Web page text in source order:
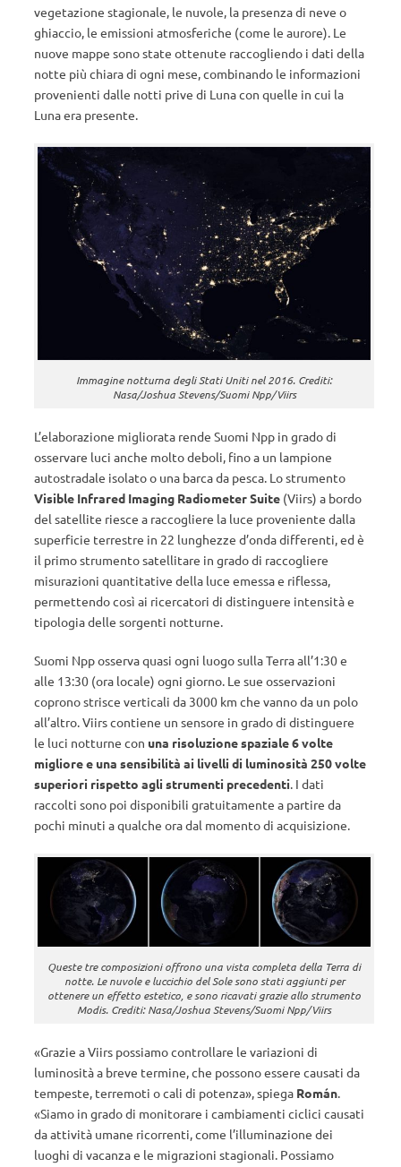
vegetazione stagionale, le nuvole, la presenza di neve o
ghiaccio, le emissioni atmosferiche (come le aurore). Le
nuove mappe sono state ottenute raccogliendo i dati della
notte più chiara di ogni mese, combinando le informazioni
provenienti dalle notti prive di Luna con quelle in cui la
Luna era presente.
Immagine notturna degli Stati Uniti nel 2016. Crediti:
Nasa/Joshua Stevens/Suomi Npp/Viirs
L’elaborazione migliorata rende Suomi Npp in grado di
osservare luci anche molto deboli, fino a un lampione
autostradale isolato o una barca da pesca. Lo strumento
Visible Infrared Imaging Radiometer Suite (Viirs) a bordo
del satellite riesce a raccogliere la luce proveniente dalla
superficie terrestre in 22 lunghezze d’onda differenti, ed è
il primo strumento satellitare in grado di raccogliere
misurazioni quantitative della luce emessa e riflessa,
permettendo così ai ricercatori di distinguere intensità e
tipologia delle sorgenti notturne.
Suomi Npp osserva quasi ogni luogo sulla Terra all’1:30 e
alle 13:30 (ora locale) ogni giorno. Le sue osservazioni
coprono strisce verticali da 3000 km che vanno da un polo
all’altro. Viirs contiene un sensore in grado di distinguere
le luci notturne con una risoluzione spaziale 6 volte
migliore e una sensibilità ai livelli di luminosità 250 volte
superiori rispetto agli strumenti precedenti. I dati
raccolti sono poi disponibili gratuitamente a partire da
pochi minuti a qualche ora dal momento di acquisizione.
Queste tre composizioni offrono una vista completa della Terra di
notte. Le nuvole e luccichio del Sole sono stati aggiunti per
ottenere un effetto estetico, e sono ricavati grazie allo strumento
Modis. Crediti: Nasa/Joshua Stevens/Suomi Npp/Viirs
«Grazie a Viirs possiamo controllare le variazioni di
luminosità a breve termine, che possono essere causati da
tempeste, terremoti o cali di potenza», spiega Román.
«Siamo in grado di monitorare i cambiamenti ciclici causati
da attività umane ricorrenti, come l’illuminazione dei
luoghi di vacanza e le migrazioni stagionali. Possiamo